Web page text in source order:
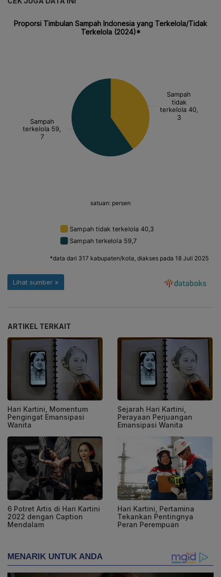
ARTIKEL TERKAIT
Hari Kartini, Momentum
Pengingat Emansipasi
Wanita
Sejarah Hari Kartini,
Perayaan Perjuangan
Emansipasi Wanita
6 Potret Artis di Hari Kartini
2022 dengan Caption
Mendalam
Hari Kartini, Pertamina
Tekankan Pentingnya
Peran Perempuan